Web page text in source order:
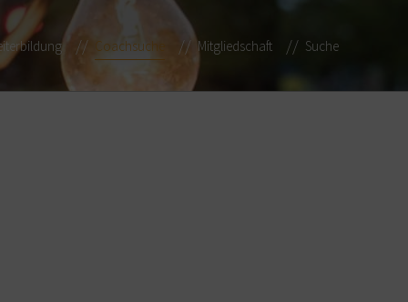
Coachsuche Mitgliedschaft Suche